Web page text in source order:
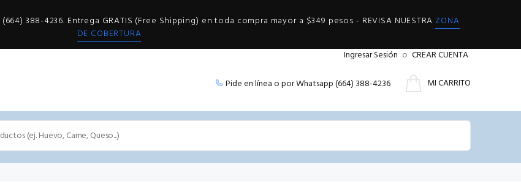
(664) 388-4236. Entrega GRATIS (Free Shipping) en toda compra mayor a $349 pesos - REVISA NUESTRA ZONA
DE COBERTURA
Ingresar Sesión o CREAR CUENTA
Pide en línea o por Whatsapp (664) 388-4236 MI CARRITO